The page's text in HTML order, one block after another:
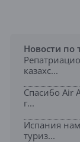
Новости по
казахс...
Спасибо Air
г...
Испания
туриз...